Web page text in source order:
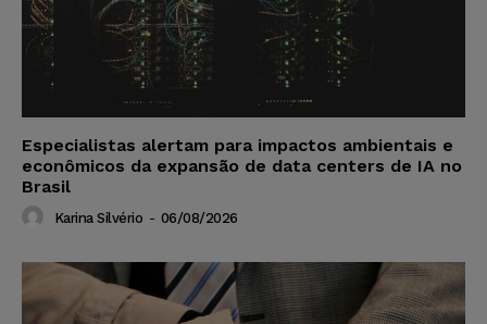
Especialistas alertam para impactos ambientais e
econômicos da expansão de data centers de IA no
Brasil
Karina Silvério - 06/08/2026